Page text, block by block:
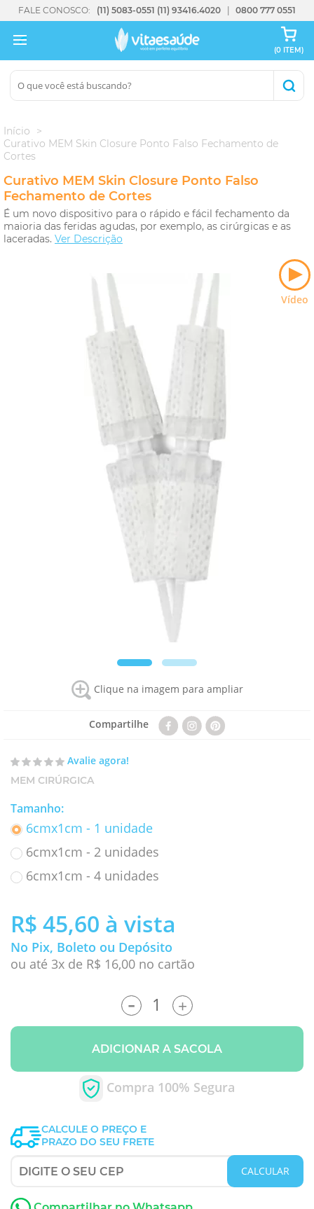
FALE CONOSCO: (11) 5083-0551 (11) 93416.4020 0800 777 0551
(0 ITEM)
Início
Curativo MEM Skin Closure Ponto Falso Fechamento de
Cortes
Curativo MEM Skin Closure Ponto Falso
Fechamento de Cortes
É um novo dispositivo para o rápido e fácil fechamento da
maioria das feridas agudas, por exemplo, as cirúrgicas e as
laceradas. Ver Descrição
Vídeo
Clique na imagem para ampliar
Compartilhe
Avalie agora!
MEM CIRÚRGICA
Tamanho:
6cmx1cm - 1 unidade
6cmx1cm - 2 unidades
6cmx1cm - 4 unidades
R$ 45,60 à vista
No Pix, Boleto ou Depósito
ou até 3x de R$ 16,00 no cartão
- +
ADICIONAR A SACOLA
Compra 100% Segura
CALCULE O PREÇO E
PRAZO DO SEU FRETE
CALCULAR